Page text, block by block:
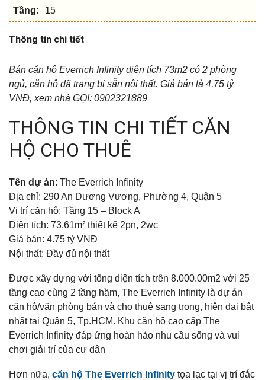
Tầng:
15
Thông tin chi tiết
Bán căn hộ Everrich Infinity diện tích 73m2 có 2 phòng
ngủ, căn hộ đã trang bị sẵn nội thất. Giá bán là 4,75 tỷ
VNĐ, xem nhà GỌI: 0902321889
THÔNG TIN CHI TIẾT CĂN
HỘ CHO THUÊ
Tên dự án: The Everrich Infinity
Địa chỉ: 290 An Dương Vương, Phường 4, Quận 5
Vị trí căn hộ: Tầng 15 – Block A
Diện tích: 73,61m² thiết kế 2pn, 2wc
Giá bán: 4.75 tỷ VNĐ
Nội thất: Đầy đủ nội thất
Được xây dựng với tổng diện tích trên 8.000.00m2 với 25
tầng cao cùng 2 tầng hầm, The Everrich Infinity là dự án
căn hộ/văn phòng bán và cho thuê sang trọng, hiện đại bật
nhất tại Quận 5, Tp.HCM. Khu căn hộ cao cấp The
Everrich Infinity đáp ứng hoàn hảo nhu cầu sống và vui
chơi giải trí của cư dân
Hơn nữa, căn hộ The Everrich Infinity tọa lạc tại vị trí đắc